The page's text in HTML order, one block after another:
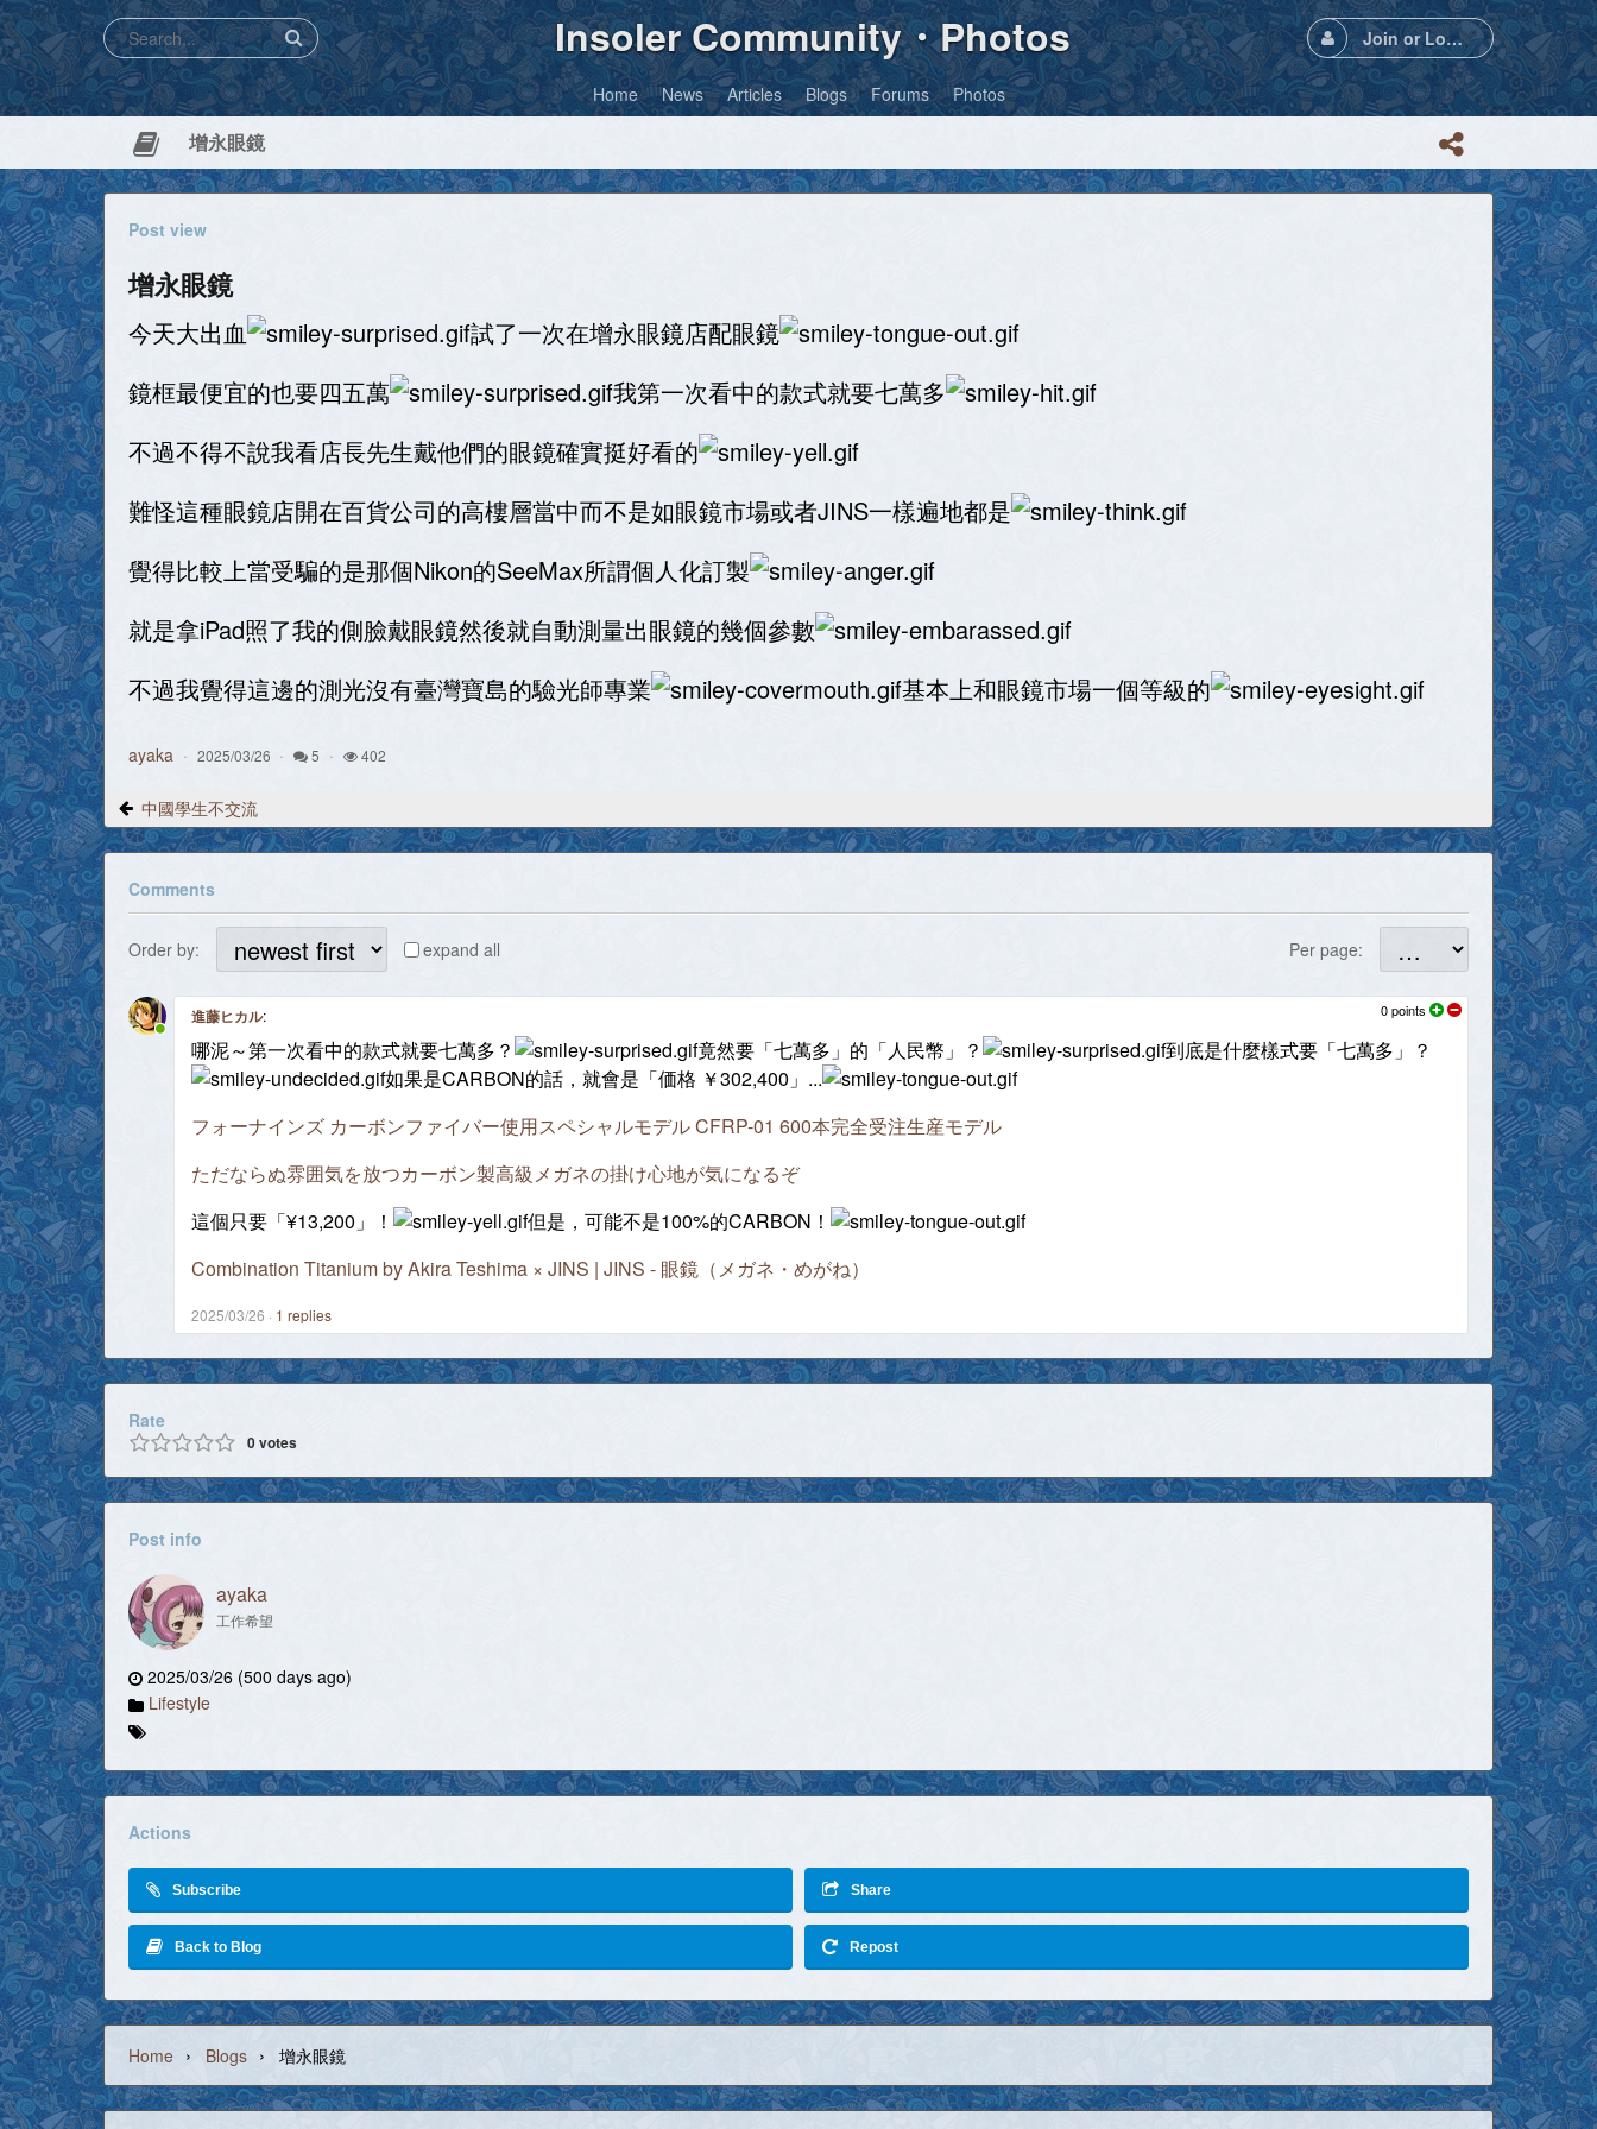
Insoler Community・Photos Join or Login
Home News Articles Blogs Forums Photos
增永眼鏡
Post view
增永眼鏡
今天大出血
試了一次在增永眼鏡店配眼鏡
鏡框最便宜的也要四五萬
我第一次看中的款式就要七萬多
不過不得不說我看店長先生戴他們的眼鏡確實挺好看的
難怪這種眼鏡店開在百貨公司的高樓層當中而不是如眼鏡市場或者JINS一樣遍地都是
覺得比較上當受騙的是那個Nikon的SeeMax所謂個人化訂製
就是拿iPad照了我的側臉戴眼鏡然後就自動測量出眼鏡的幾個參數
不過我覺得這邊的測光沒有臺灣寶島的驗光師專業
基本上和眼鏡市場一個等級的
ayaka 2025/03/26 5 402
中國學生不交流
Comments
Order by: expand all Per page:
進藤ヒカル:
哪泥～第一次看中的款式就要七萬多？ 竟然要「七萬多」的「人民幣」？
到底是什麼樣式要「七萬多」？
如果是CARBON的話，就會是「価格 ￥302,400」...
フォーナインズ カーボンファイバー使用スペシャルモデル CFRP-01 600本完全受注生産モデル
ただならぬ雰囲気を放つカーボン製高級メガネの掛け心地が気になるぞ
這個只要「¥13,200」！
但是，可能不是100%的CARBON！
Combination Titanium by Akira Teshima × JINS | JINS - 眼鏡（メガネ・めがね）
2025/03/26 1 replies
0points
Rate
0votes
Post info
ayaka
工作希望
2025/03/26 (500 days ago)
Lifestyle
Actions
Subscribe Share
Back to Blog Repost
Home › Blogs › 增永眼鏡